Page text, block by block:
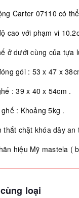
Carter 07110 có
cao với phạm vi
ở dưới cùng của tựa
gói : 53 x 47 x
: 39 x 40 x 54cm .
: Khoảng 5kg .
thắt chặt khóa dây an
hiệu Mỹ mastela (
loại